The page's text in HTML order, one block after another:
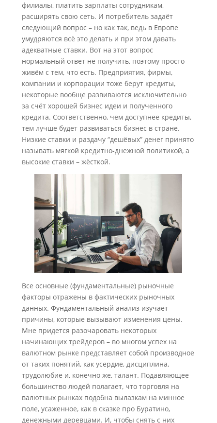
филиалы, платить зарплаты сотрудникам,
расширять свою сеть. И потребитель задаёт
следующий вопрос – но как так, ведь в Европе
умудряются всё это делать и при этом давать
адекватные ставки. Вот на этот вопрос
нормальный ответ не получить, поэтому просто
живём с тем, что есть. Предприятия, фирмы,
компании и корпорации тоже берут кредиты,
некоторые вообще развиваются исключительно
за счёт хорошей бизнес идеи и полученного
кредита. Соответственно, чем доступнее кредиты,
тем лучше будет развиваться бизнес в стране.
Низкие ставки и раздачу “дешёвых” денег принято
называть мягкой кредитно-днежной политикой, а
высокие ставки – жёсткой.
Все основные (фундаментальные) рыночные
факторы отражены в фактических рыночных
данных. Фундаментальный анализ изучает
причины, которые вызывают изменения цены.
Мне придется разочаровать некоторых
начинающих трейдеров – во многом успех на
валютном рынке представляет собой производное
от таких понятий, как усердие, дисциплина,
трудолюбие и, конечно же, талант. Подавляющее
большинство людей полагает, что торговля на
валютных рынках подобна вылазкам на минное
поле, усаженное, как в сказке про Буратино,
денежными деревцами. И, чтобы снять с них